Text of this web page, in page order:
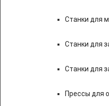
Станки для
Станки для
Станки для
Прессы для